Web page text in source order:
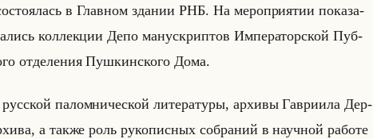
в Глав­ном зда­нии РНБ. На ме­ро­при­ятии по­ка­за­
кол­лек­ции Депо ма­ну­скрип­тов Им­пе­ра­тор­ской Пуб­
от­де­ле­ния Пуш­кин­ско­го Дома.
па­лом­ни­че­ской ли­те­ра­ту­ры, ар­хи­вы Гав­ри­ила Дер­
а также роль ру­ко­пис­ных со­бра­ний в на­уч­ной ра­бо­те